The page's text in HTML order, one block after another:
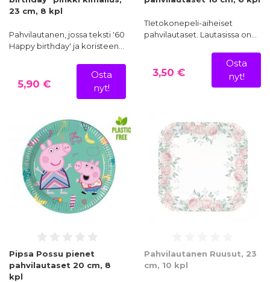
23 cm, 8 kpl
Pahvilautanen, jossa teksti '60
Happy birthday' ja koristeen…
5,90 €
Osta
nyt!
TIetokonepeli-aiheiset
pahvilautaset. Lautasissa on…
3,50 €
Osta
nyt!
Pipsa Possu pienet
pahvilautaset 20 cm, 8
kpl
Pahvilautanen Ruusut, 23
cm, 10 kpl